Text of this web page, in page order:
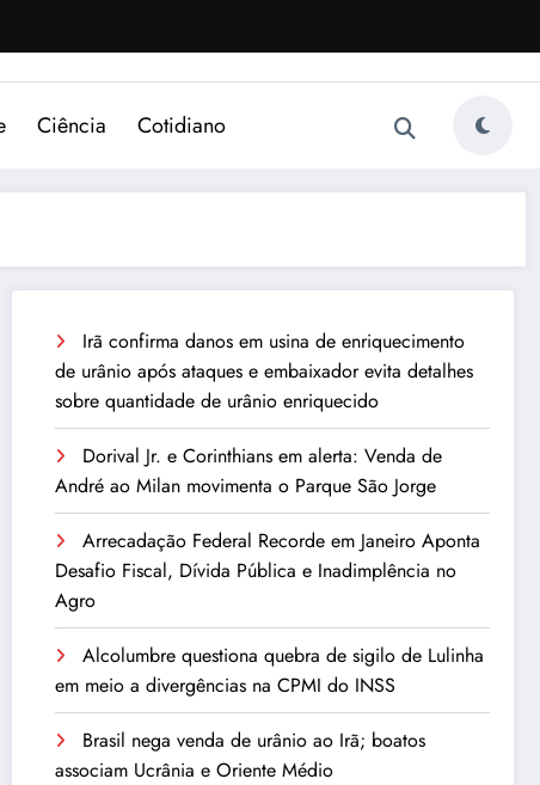
Ciência Cotidiano
Irã confirma danos em usina de enriquecimento
de urânio após ataques e embaixador evita detalhes
sobre quantidade de urânio enriquecido
Dorival Jr. e Corinthians em alerta: Venda de
André ao Milan movimenta o Parque São Jorge
Arrecadação Federal Recorde em Janeiro Aponta
Desafio Fiscal, Dívida Pública e Inadimplência no
Agro
Alcolumbre questiona quebra de sigilo de Lulinha
em meio a divergências na CPMI do INSS
Brasil nega venda de urânio ao Irã; boatos
associam Ucrânia e Oriente Médio